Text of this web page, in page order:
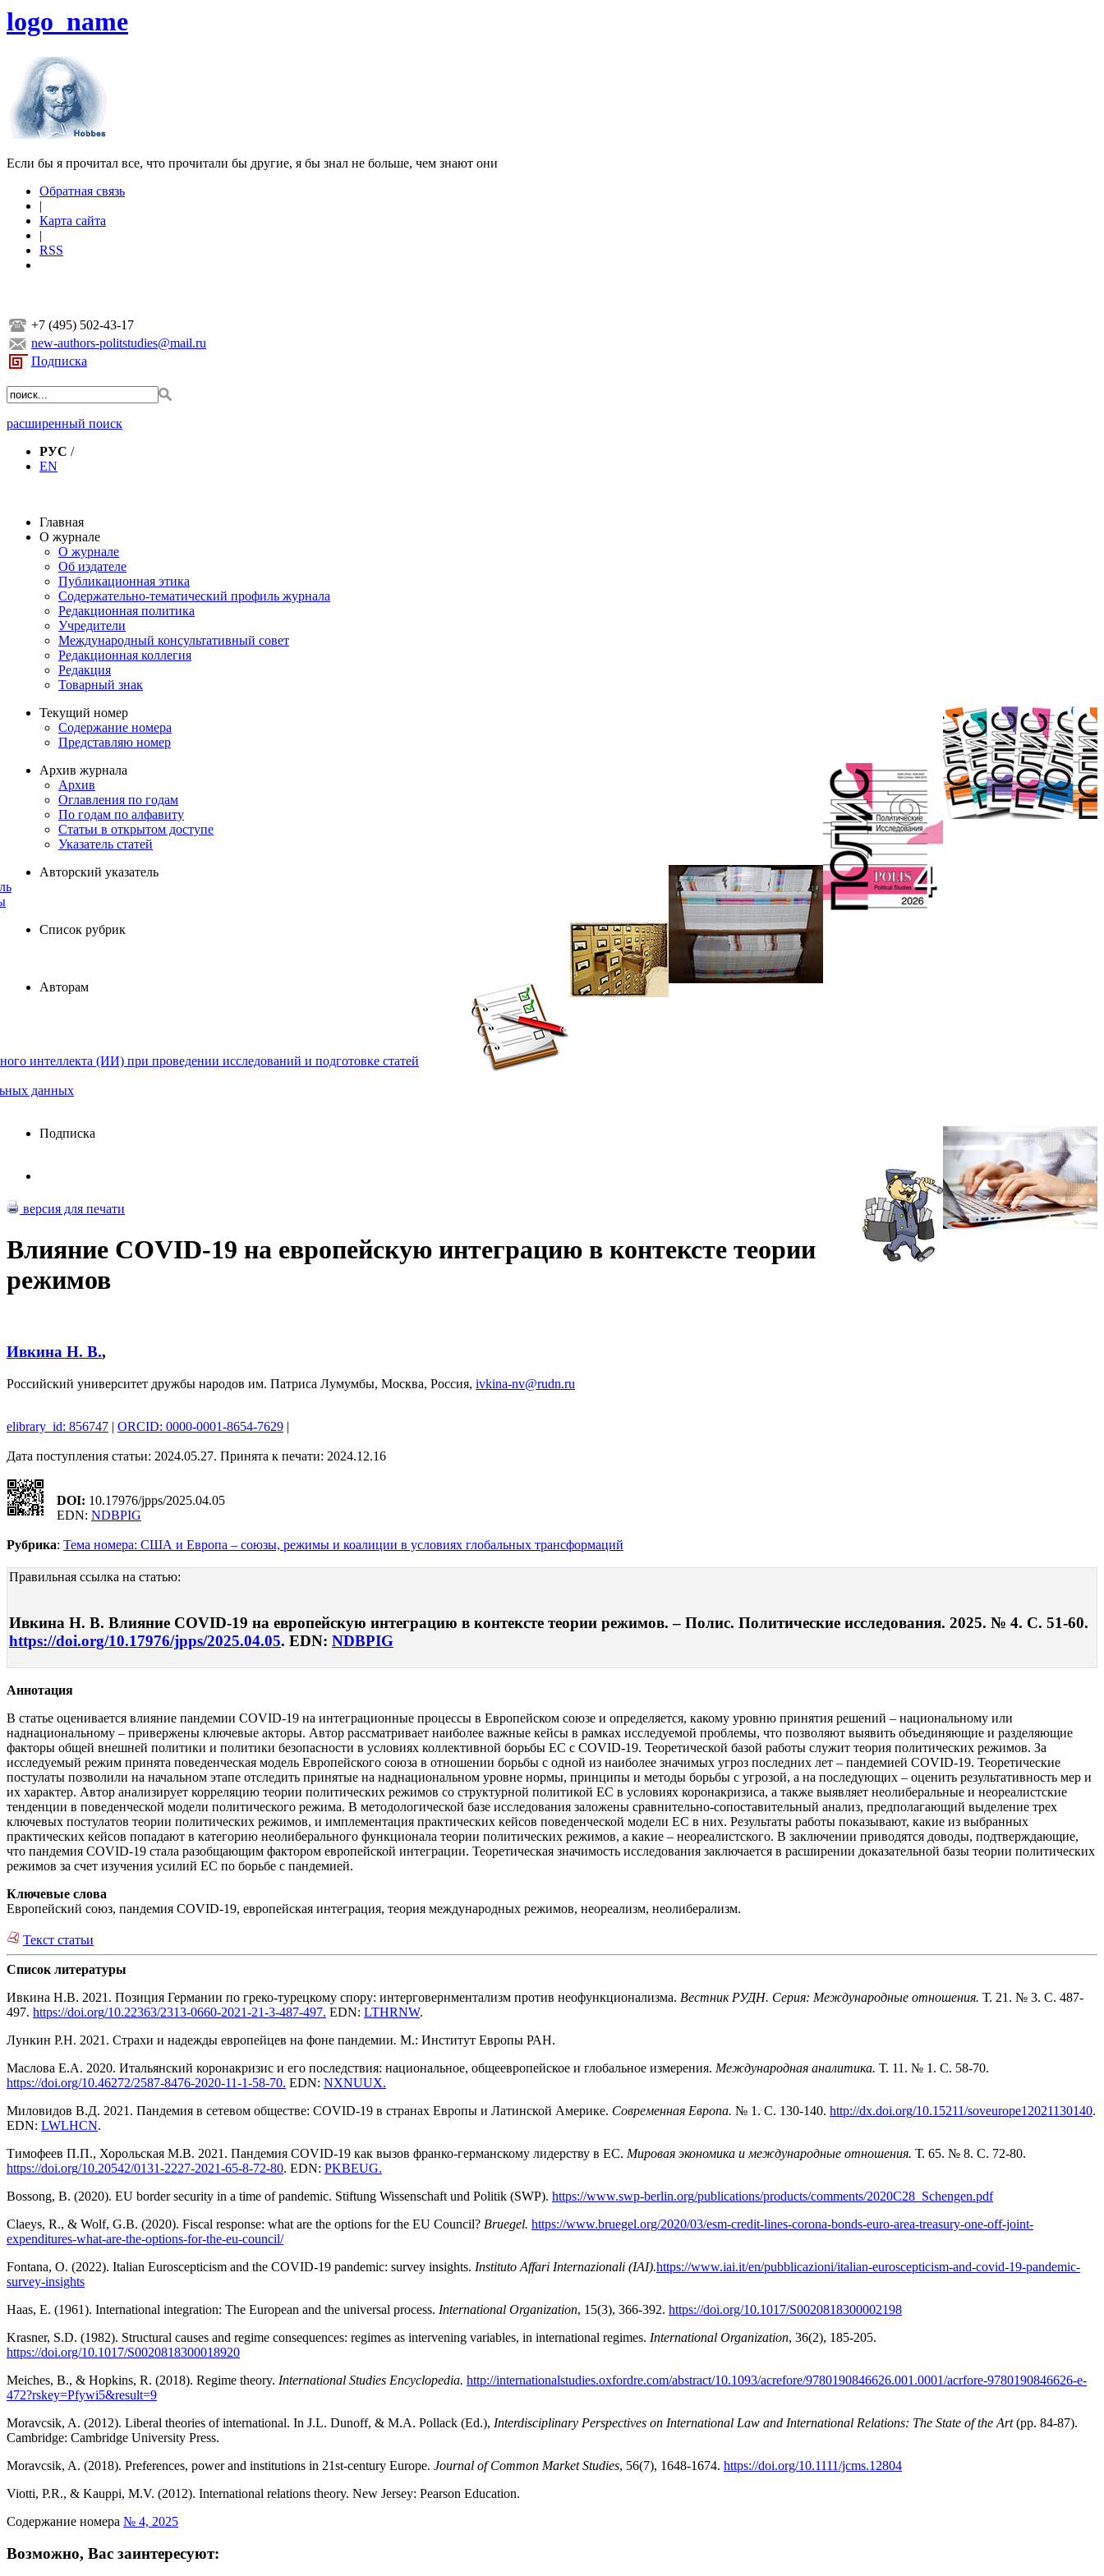
logo_name
Если бы я прочитал все, что прочитали бы другие, я бы знал не больше, чем знают они
Обратная связь
|
Карта сайта
|
RSS
+7 (495) 502-43-17
new-authors-politstudies@mail.ru
Подписка
расширенный поиск
РУС /
EN
Главная
О журнале
О журнале
Об издателе
Публикационная этика
Содержательно-тематический профиль журнала
Редакционная политика
Учредители
Международный консультативный совет
Редакционная коллегия
Редакция
Товарный знак
Текущий номер
Содержание номера
Представляю номер
Архив журнала
Архив
Оглавления по годам
По годам по алфавиту
Статьи в открытом доступе
Указатель статей
Авторский указатель
Список рубрик
Авторам
интеллекта (ИИ) при проведении исследований и подготовке статей
данных
Подписка
версия для печати
Влияние COVID-19 на европейскую интеграцию в контексте теории
режимов
Ивкина Н. В.,
Российский университет дружбы народов им. Патриса Лумумбы, Москва, Россия, ivkina-nv@rudn.ru
elibrary_id: 856747 | ORCID: 0000-0001-8654-7629 |
Дата поступления статьи: 2024.05.27. Принята к печати: 2024.12.16
DOI: 10.17976/jpps/2025.04.05
EDN: NDBPIG
Рубрика: Тема номера: США и Европа – союзы, режимы и коалиции в условиях глобальных трансформаций
Правильная ссылка на статью:
Ивкина Н. В. Влияние COVID-19 на европейскую интеграцию в контексте теории режимов. – Полис. Политические исследования. 2025. № 4. С. 51-60.
https://doi.org/10.17976/jpps/2025.04.05. EDN: NDBPIG
Аннотация
В статье оценивается влияние пандемии COVID-19 на интеграционные процессы в Европейском союзе и определяется, какому уровню принятия решений – национальному или
наднациональному – привержены ключевые акторы. Автор рассматривает наиболее важные кейсы в рамках исследуемой проблемы, что позволяют выявить объединяющие и разделяющие
факторы общей внешней политики и политики безопасности в условиях коллективной борьбы ЕС с COVID-19. Теоретической базой работы служит теория политических режимов. За
исследуемый режим принята поведенческая модель Европейского союза в отношении борьбы с одной из наиболее значимых угроз последних лет – пандемией COVID-19. Теоретические
постулаты позволили на начальном этапе отследить принятые на наднациональном уровне нормы, принципы и методы борьбы с угрозой, а на последующих – оценить результативность мер и
их характер. Автор анализирует корреляцию теории политических режимов со структурной политикой ЕС в условиях коронакризиса, а также выявляет неолиберальные и неореалистские
тенденции в поведенческой модели политического режима. В методологической базе исследования заложены сравнительно-сопоставительный анализ, предполагающий выделение трех
ключевых постулатов теории политических режимов, и имплементация практических кейсов поведенческой модели ЕС в них. Результаты работы показывают, какие из выбранных
практических кейсов попадают в категорию неолиберального функционала теории политических режимов, а какие – неореалистского. В заключении приводятся доводы, подтверждающие,
что пандемия СOVID-19 стала разобщающим фактором европейской интеграции. Теоретическая значимость исследования заключается в расширении доказательной базы теории политических
режимов за счет изучения усилий ЕС по борьбе с пандемией.
Ключевые слова
Европейский союз, пандемия COVID-19, европейская интеграция, теория международных режимов, неореализм, неолиберализм.
Текст статьи
Список литературы
Ивкина Н.В. 2021. Позиция Германии по греко-турецкому спору: интерговернментализм против неофункционализма. Вестник РУДН. Серия: Международные отношения. Т. 21. № 3. С. 487-
497. https://doi.org/10.22363/2313-0660-2021-21-3-487-497. EDN: LTHRNW.
Лункин Р.Н. 2021. Страхи и надежды европейцев на фоне пандемии. М.: Институт Европы РАН.
Маслова Е.А. 2020. Итальянский коронакризис и его последствия: национальное, общеевропейское и глобальное измерения. Международная аналитика. Т. 11. № 1. С. 58-70.
https://doi.org/10.46272/2587-8476-2020-11-1-58-70. EDN: NXNUUX.
Миловидов В.Д. 2021. Пандемия в сетевом обществе: COVID-19 в странах Европы и Латинской Америке. Современная Европа. № 1. С. 130-140. http://dx.doi.org/10.15211/soveurope12021130140.
EDN: LWLHCN.
Тимофеев П.П., Хорольская М.В. 2021. Пандемия COVID-19 как вызов франко-германскому лидерству в ЕС. Мировая экономика и международные отношения. Т. 65. № 8. С. 72-80.
https://doi.org/10.20542/0131-2227-2021-65-8-72-80. EDN: PKBEUG.
Вossong, B. (2020). EU border security in a time of pandemic. Stiftung Wissenschaft und Politik (SWP). https://www.swp-berlin.org/publications/products/comments/2020C28_ Schengen.pdf
Claeys, R., & Wolf, G.B. (2020). Fiscal response: what are the options for the EU Council? Bruegel. https://www.bruegel.org/2020/03/esm-credit-lines-corona-bonds-euro-area-treasury-one-off-joint-
expenditures-what-are-the-options-for-the-eu-council/
Fontana, O. (2022). Italian Euroscepticism and the COVID-19 pandemic: survey insights. Instituto Affari Internazionali (IAI).https://www.iai.it/en/pubblicazioni/italian-euroscepticism-and-covid-19-pandemic-
survey-insights
Haas, E. (1961). International integration: The European and the universal process. International Organization, 15(3), 366-392. https://doi.org/10.1017/S0020818300002198
Krasner, S.D. (1982). Structural causes and regime consequences: regimes as intervening variables, in international regimes. International Organization, 36(2), 185-205.
https://doi.org/10.1017/S0020818300018920
Meiches, B., & Hopkins, R. (2018). Regime theory. International Studies Encyclopedia. http://internationalstudies.oxfordre.com/abstract/10.1093/acrefore/9780190846626.001.0001/acrfore-9780190846626-e-
472?rskey=Pfywi5&result=9
Moravcsik, A. (2012). Liberal theories of international. In J.L. Dunoff, & M.A. Pollack (Ed.), Interdisciplinary Perspectives on International Law and International Relations: The State of the Art(pp. 84-87).
Cambridge: Cambridge University Press.
Moravcsik, A. (2018). Preferences, power and institutions in 21st-century Europe. Journal of Common Market Studies, 56(7), 1648-1674. https://doi.org/10.1111/jcms.12804
Viotti, P.R., & Kauppi, M.V. (2012). International relations theory. New Jersey: Pearson Education.
Содержание номера № 4, 2025
Возможно, Вас заинтересуют: